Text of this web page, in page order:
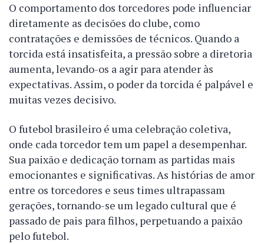
O comportamento dos torcedores pode influenciar
diretamente as decisões do clube, como
contratações e demissões de técnicos. Quando a
torcida está insatisfeita, a pressão sobre a diretoria
aumenta, levando-os a agir para atender às
expectativas. Assim, o poder da torcida é palpável e
muitas vezes decisivo.
O futebol brasileiro é uma celebração coletiva,
onde cada torcedor tem um papel a desempenhar.
Sua paixão e dedicação tornam as partidas mais
emocionantes e significativas. As histórias de amor
entre os torcedores e seus times ultrapassam
gerações, tornando-se um legado cultural que é
passado de pais para filhos, perpetuando a paixão
pelo futebol.